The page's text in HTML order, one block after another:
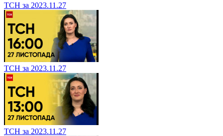
ТСН за 2023.11.27
ТСН за 2023.11.27
ТСН за 2023.11.27